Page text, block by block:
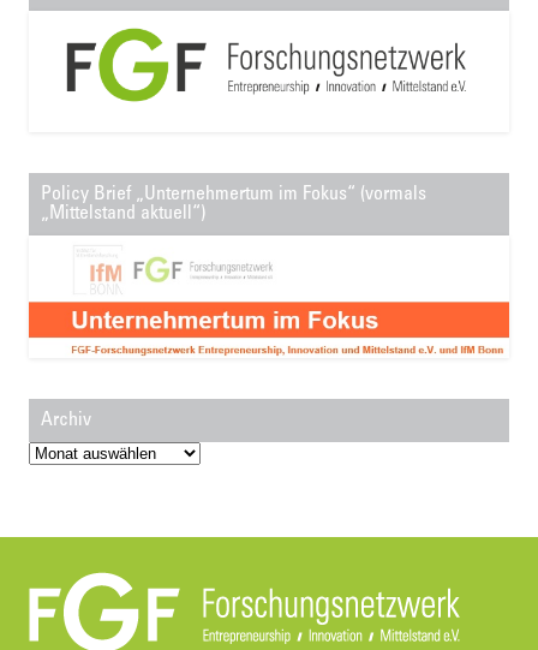
Policy Brief „Unternehmertum im Fokus“ (vormals
„Mittelstand aktuell“)
Archiv
Archiv